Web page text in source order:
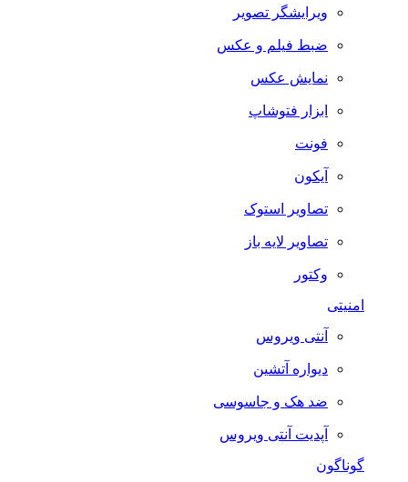
ویرایشگر تصویر
ضبط فيلم و عكس
نمایش عکس
ابزار فتوشاپ
فونت
آیکون
تصاویر استوک
تصاویر لایه باز
وکتور
امنیتی
آنتی ویروس
دیواره آتشین
ضد هک و جاسوسی
آپدیت آنتی ویروس
گوناگون